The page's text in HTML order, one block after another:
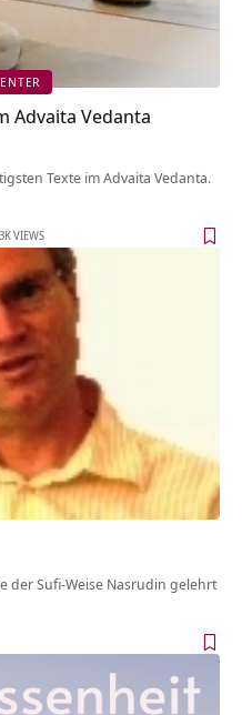
Advaita Vedanta
Texte im Advaita Vedanta.
VIEWS
der Sufi-Weise Nasrudin gelehrt